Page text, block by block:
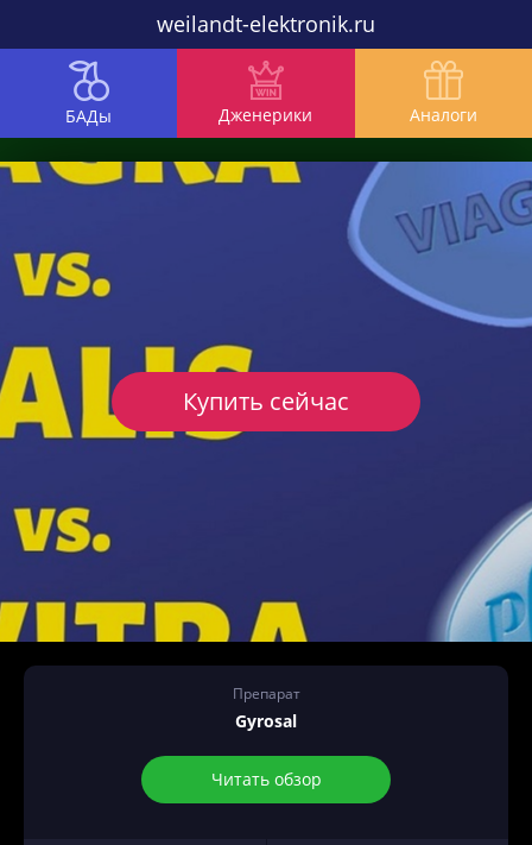
weilandt-elektronik.ru
БАДы Дженерики Аналоги
Препарат
Gyrosal
Читать обзор
Купить сейчас